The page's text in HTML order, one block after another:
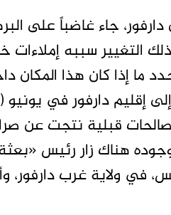
جاء غاضباً على
التغيير سببه إملاءات
إذا كان هذا المكان
قبلية نتجت عن
هناك زار رئيس «بعثة
في ولاية غرب